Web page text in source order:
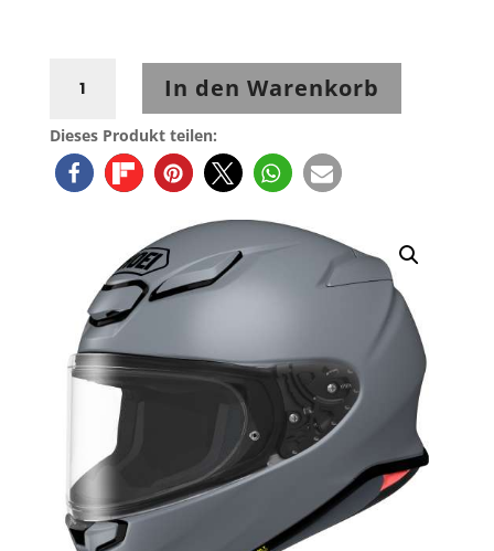
Dieses Produkt teilen:
NXR2
Menge
In den Warenkorb